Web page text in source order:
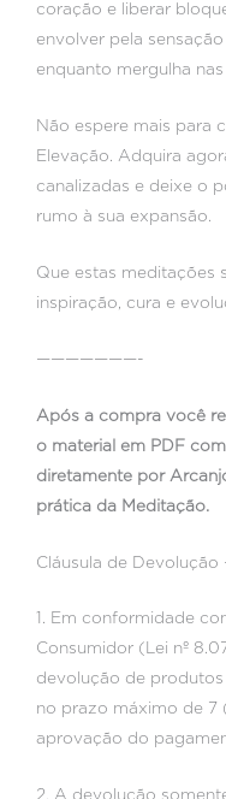
coração e liberar
envolver pela
enquanto mergulha
Não espere mais para
Elevação. Adquira
canalizadas e deixe o
rumo à sua expansão.
Que estas meditações
inspiração, cura e
———————-
Após a compra você
o material em PDF
diretamente por
prática da Meditação.
Cláusula de
1. Em conformidade
Consumidor (Lei nº
devolução de
no prazo máximo de 7
aprovação do